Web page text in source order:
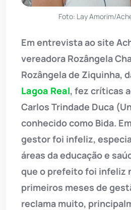
Foto: Lay Amorim/
Em entrevista ao site
vereadora Rozângela
Rozângela de Ziquinha,
Lagoa Real, fez críticas
Carlos Trindade Duca
conhecido como Bida.
gestor foi infeliz,
áreas da educação e
que o prefeito foi infeliz
primeiros meses de
reclama muito,